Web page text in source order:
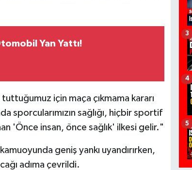
Yan Yattı!
tuttuğumuz için maça çıkmama kararı
sporcularımızın sağlığı, hiçbir sportif
'Önce insan, önce sağlık' ilkesi gelir."
geniş yankı uyandırırken,
adıma çevrildi.
3
4
5